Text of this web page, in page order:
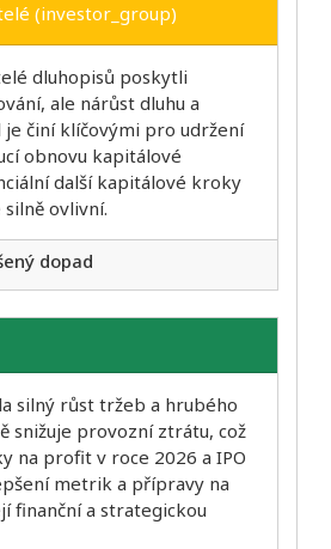
(investor_group)
dluhopisů poskytli
ale nárůst dluhu a
činí klíčovými pro udržení
obnovu kapitálové
další kapitálové kroky
ovlivní.
dopad
silný růst tržeb a hrubého
snižuje provozní ztrátu, což
na profit v roce 2026 a IPO
metrik a přípravy na
finanční a strategickou